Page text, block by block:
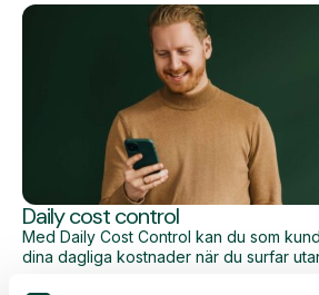
Daily cost control
Med Daily Cost Control kan du som
dina dagliga kostnader när du surfar